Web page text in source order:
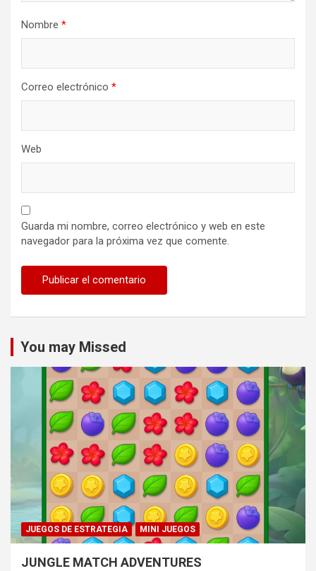
Nombre *
Correo electrónico *
Web
Guarda mi nombre, correo electrónico y web en este
navegador para la próxima vez que comente.
You may Missed
JUEGOS DE ESTRATEGIA MINI JUEGOS
JUNGLE MATCH ADVENTURES